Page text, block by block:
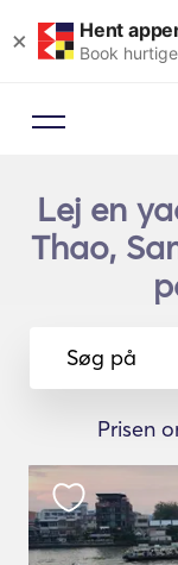
× Hent
Book
Lej en
Thao,
Søg på
Prisen